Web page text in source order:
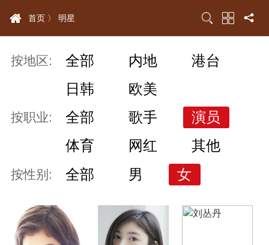
首页 〉 明星
按地区: 全部 内地
港台
日韩
欧美
按职业: 全部 歌手
演员
体育
网红 其他
按性别: 全部 男 女